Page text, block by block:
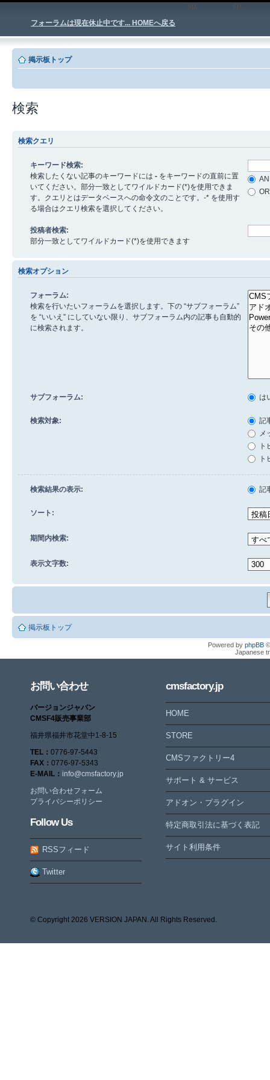
フォーラムは現在休止中です... HOMEへ戻る
sp;
掲示板トップ
検索
検索クエリ
キーワード検索:
検索したくない記事のキーワードには - をキーワードの直前に置
いてください。部分一致としてワイルドカード(*)を使用できま
す。クエリとはデータベースへの命令文のことです。-* を使用す
る場合はクエリ検索を選択してください。
投稿者検索:
部分一致としてワイルドカード(*)を使用できます
検索オプション
フォーラム:
検索を行いたいフォーラムを選択します。下の “サブフォーラム”
を “いいえ” にしていない限り、サブフォーラム内の記事も自動的
に検索されます。
サブフォーラム: は
検索対象:
記
メ
ト
ト
検索結果の表示: 記
ソート:
期間内検索:
表示文字数:
掲示板トップ
Powered by phpBB
Japanese
お問い合わせ
バージョンジャパン
CMSF4販売事業部
福井県福井市花堂中1-8-15
TEL： 0776-97-5443
FAX： 0776-97-5343
E-MAIL： info@cmsfactory.jp
お問い合わせフォーム
プライバシーポリシー
Follow Us
RSSフィード
Twitter
cmsfactory.jp
HOME
STORE
CMSファクトリー4
サポート & サービス
アドオン・プラグイン
特定商取引法に基づく表記
サイト利用条件
© Copyright 2026 VERSION JAPAN. All Rights Reserved.